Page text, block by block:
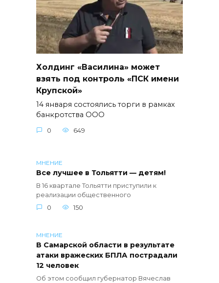
Холдинг «Василина» может
взять под контроль «ПСК имени
Крупской»
14 января состоялись торги в рамках
банкротства ООО
0 649
МНЕНИЕ
Все лучшее в Тольятти — детям!
В 16 квартале Тольятти приступили к
реализации общественного
0
150
МНЕНИЕ
В Самарской области в результате
атаки вражеских БПЛА пострадали
12 человек
Об этом сообщил губернатор Вячеслав